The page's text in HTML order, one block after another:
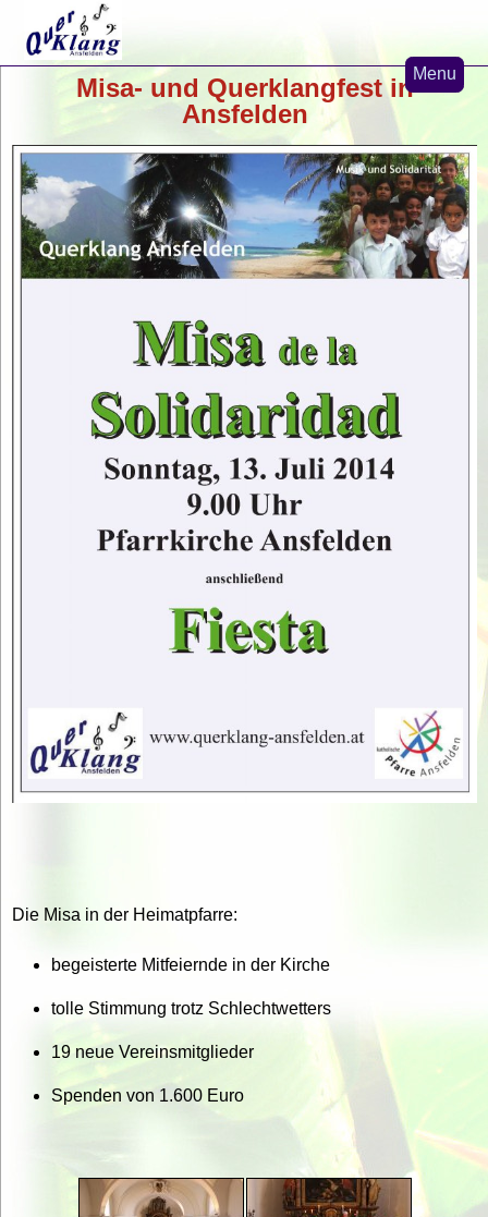
Menu
Nicaragua-Projekte
Misa de la Solidaridad
Verein Querklang
Misa- und Querklangfest in
Ansfelden
Die Misa in der Heimatpfarre:
begeisterte Mitfeiernde in der Kirche
tolle Stimmung trotz Schlechtwetters
19 neue Vereinsmitglieder
Spenden von 1.600 Euro